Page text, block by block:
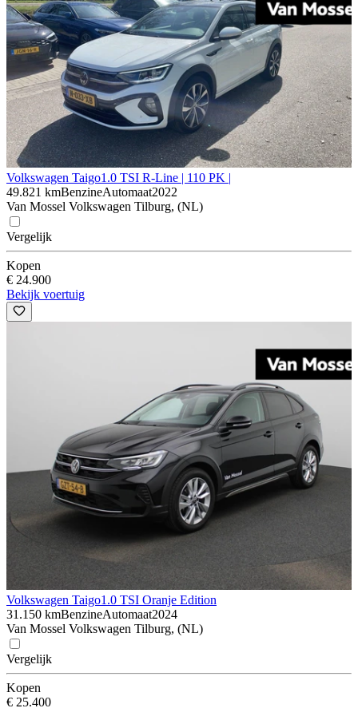
Volkswagen Taigo1.0 TSI R-Line | 110 PK |
49.821 kmBenzineAutomaat2022
Van Mossel Volkswagen Tilburg, (NL)
Vergelijk
Kopen
€ 24.900
Bekijk voertuig
Volkswagen Taigo1.0 TSI Oranje Edition
31.150 kmBenzineAutomaat2024
Van Mossel Volkswagen Tilburg, (NL)
Vergelijk
Kopen
€ 25.400